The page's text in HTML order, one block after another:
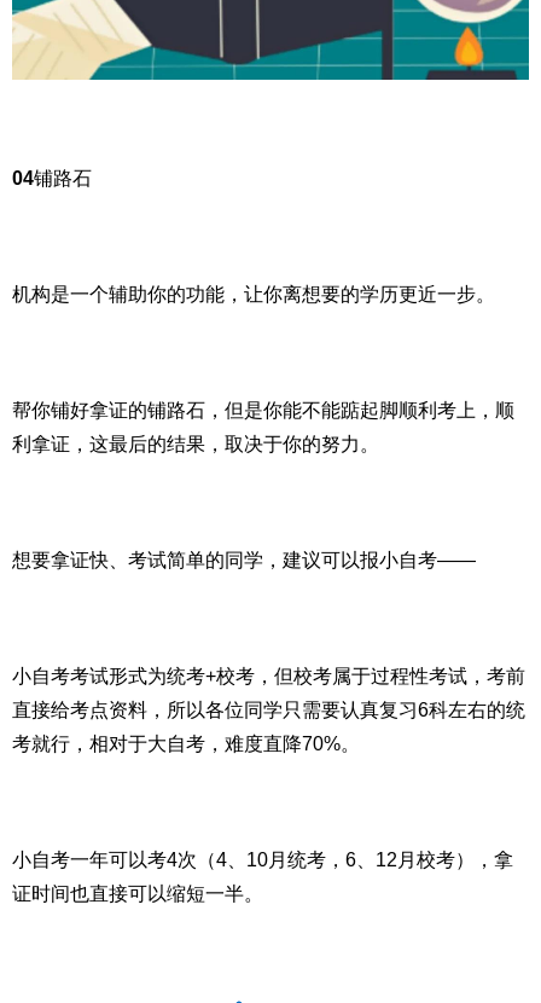
04铺路石
机构是一个辅助你的功能，让你离想要的学历更近一步。
帮你铺好拿证的铺路石，但是你能不能踮起脚顺利考上，顺
利拿证，这最后的结果，取决于你的努力。
想要拿证快、考试简单的同学，建议可以报小自考——
小自考考试形式为统考+校考，但校考属于过程性考试，考前
直接给考点资料，所以各位同学只需要认真复习6科左右的统
考就行，相对于大自考，难度直降70%。
小自考一年可以考4次（4、10月统考，6、12月校考），拿
证时间也直接可以缩短一半。